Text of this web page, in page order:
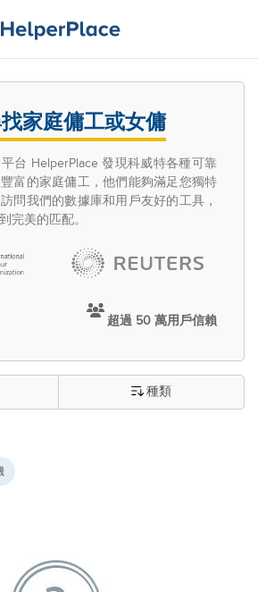
家庭傭工或女傭
台 HelperPlace 發現科威特各種可靠
富的家庭傭工，他們能夠滿足您獨特
問我們的數據庫和用戶友好的工具，
完美的匹配。
超過 50 萬用戶信賴
種類